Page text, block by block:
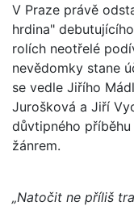
V Praze právě
hrdina"
rolích neotřelé
nevědomky stane
se vedle Jiřího
Jurošková a Jiří
důvtipného
žánrem.
„Natočit ne příliš